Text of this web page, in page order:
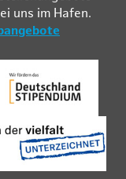
uns im Ha­fen.